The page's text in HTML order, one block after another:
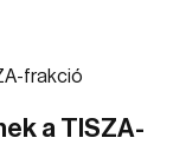
a TISZA-